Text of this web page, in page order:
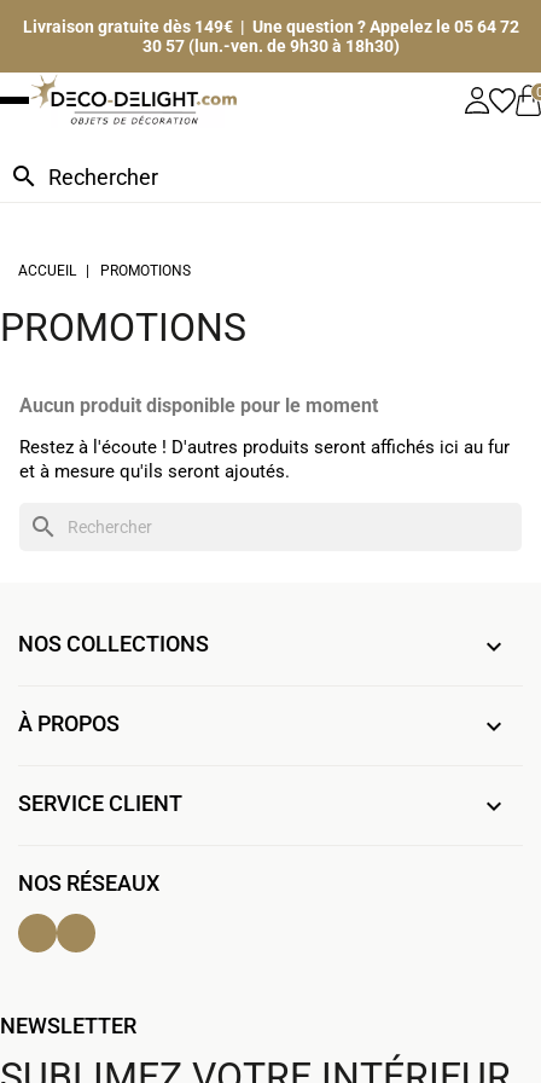
Livraison gratuite dès 149€ | Une question ? Appelez le 05 64 72
30 57 (lun.-ven. de 9h30 à 18h30)
search
ACCUEIL PROMOTIONS
PROMOTIONS
Aucun produit disponible pour le moment
Restez à l'écoute ! D'autres produits seront affichés ici au fur
et à mesure qu'ils seront ajoutés.
search
NOS COLLECTIONS 
À PROPOS 
SERVICE CLIENT 
NOS RÉSEAUX
Facebook
NEWSLETTER